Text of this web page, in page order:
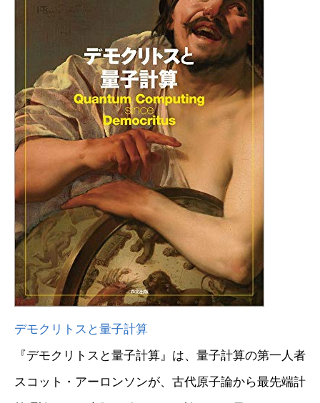
デモクリトスと量子計算
『デモクリトスと量子計算』は、量子計算の第一人者
スコット・アーロンソンが、古代原子論から最先端計